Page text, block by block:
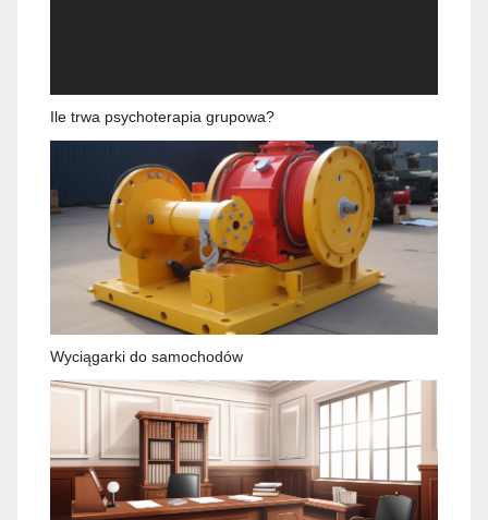
Ile trwa psychoterapia grupowa?
Wyciągarki do samochodów